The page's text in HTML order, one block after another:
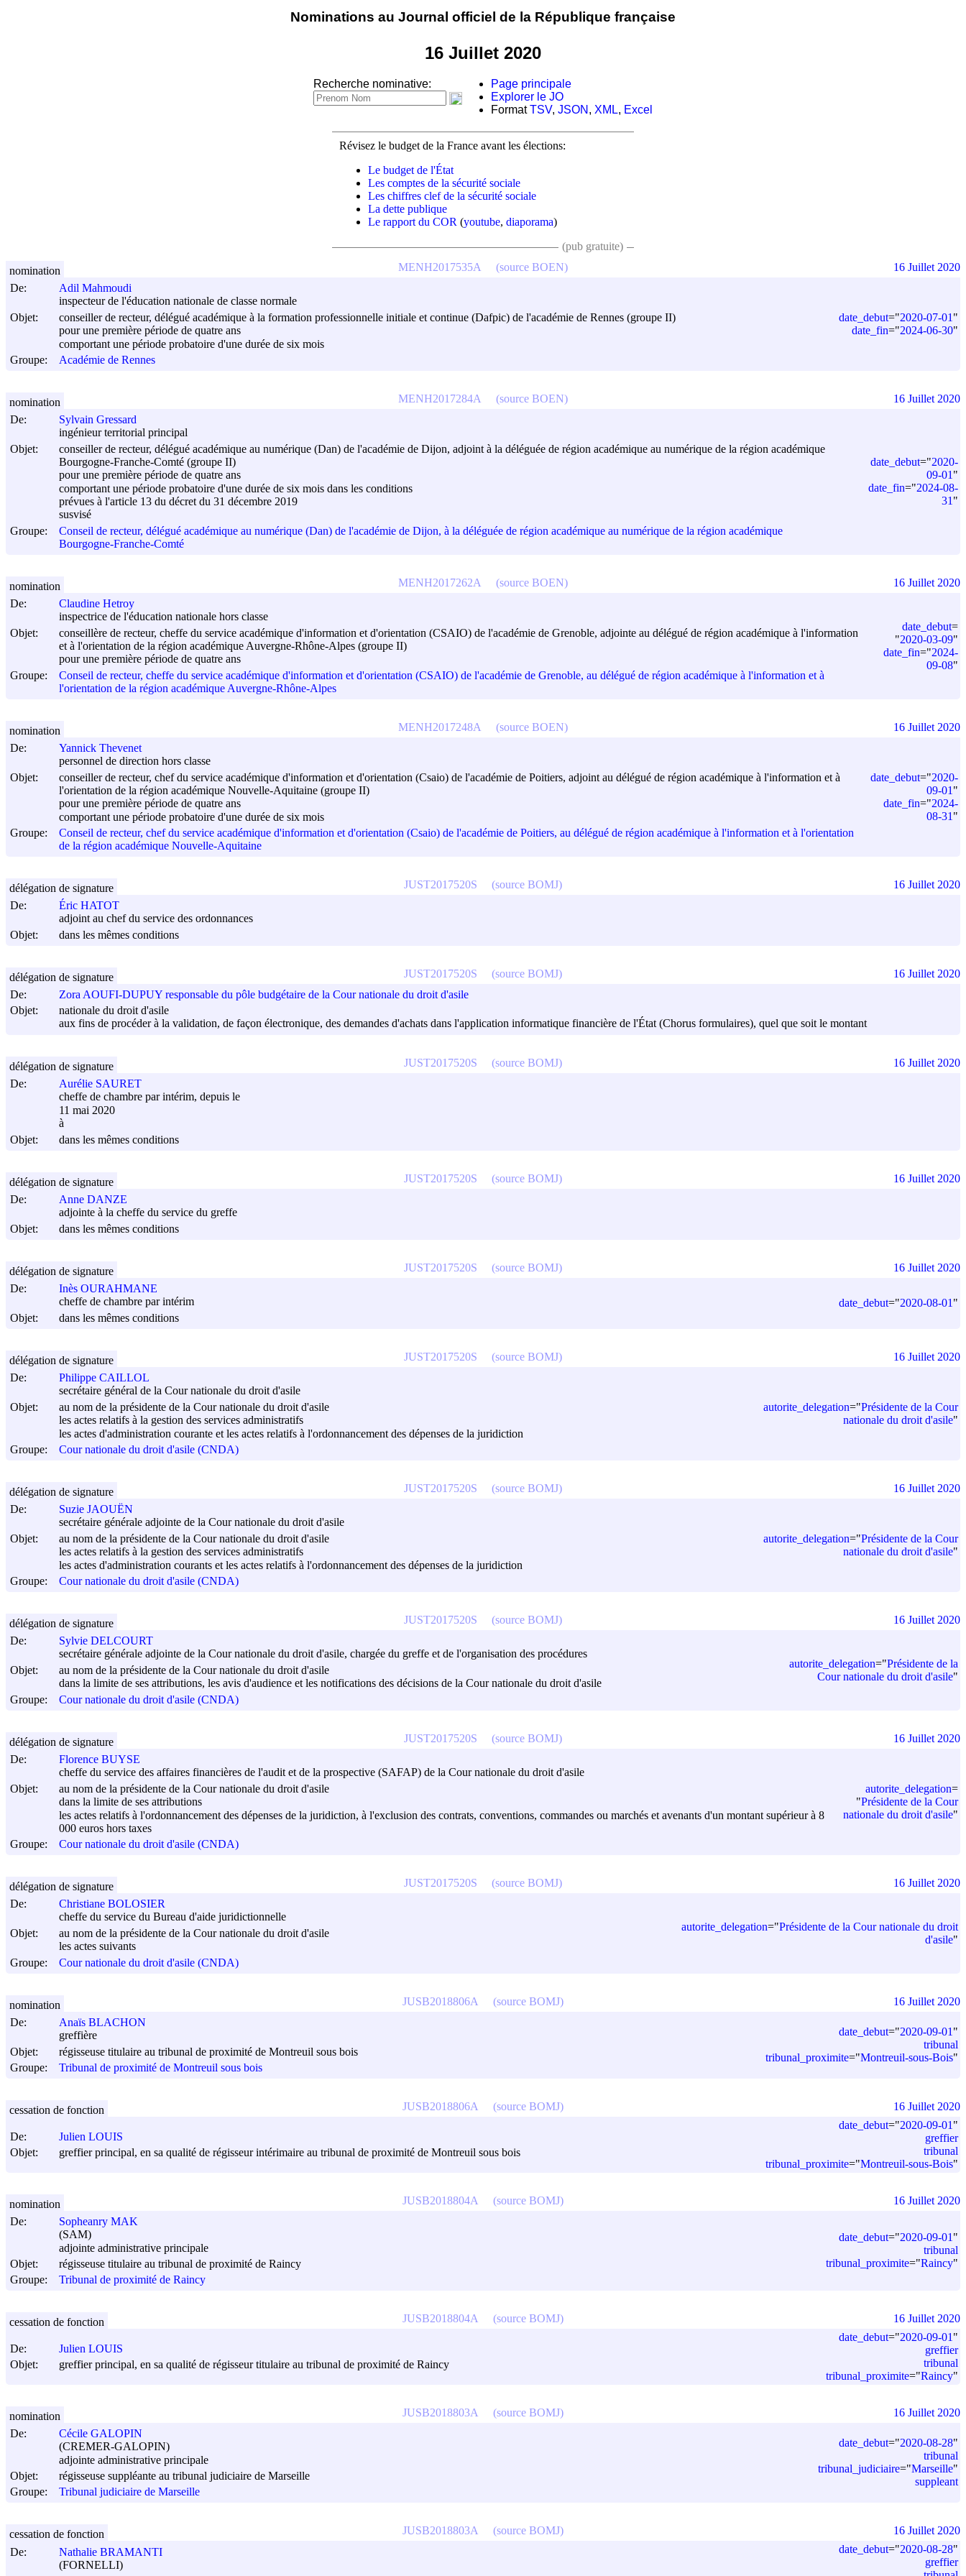
Nominations au Journal officiel de la République française
16 Juillet 2020
Recherche nominative:
Page principale
Explorer le JO
FormatTSV, JSON , XML, Excel
Révisez le budget de la France avant les élections:
Le budget de l'État
Les comptes de la sécurité sociale
Les chiffres clef de la sécurité sociale
La dette publique
Le rapport du COR (youtube, diaporama)
(pub gratuite)
De:
Adil Mahmoudi
inspecteur de l'éducation nationale de classe normale
Objet:
conseiller de recteur, délégué académique à la formation professionnelle initiale et continue (Dafpic) de l'académie de Rennes (groupe II)
pour une première période de quatre ans
comportant une période probatoire d'une durée de six mois
Groupe:
Académie de Rennes
date_debut="2020-07-01 "
date_fin="2024-06-30"
MENH2017535A (source BOEN)
nomination 16 Juillet 2020
De:
Sylvain Gressard
ingénieur territorial principal
Objet:
conseiller de recteur, délégué académique au numérique (Dan) de l'académie de Dijon, adjoint à la déléguée de région académique au numérique de la région académique
Bourgogne‑Franche-Comté (groupe II)
pour une première période de quatre ans
comportant une période probatoire d'une durée de six mois dans les conditions
prévues à l'article 13 du décret du 31 décembre 2019
susvisé
Groupe:
Conseil de recteur, délégué académique au numérique (Dan) de l'académie de Dijon, à la déléguée de région académique au numérique de la région académique
Bourgogne‑Franche-Comté
date_debut="2020-
09-01 "
date_fin="2024-08-
31 "
MENH2017284A (source BOEN)
nomination 16 Juillet 2020
De:
Claudine Hetroy
inspectrice de l'éducation nationale hors classe
Objet:
conseillère de recteur, cheffe du service académique d'information et d'orientation (CSAIO) de l'académie de Grenoble, adjointe au délégué de région académique à l'information
et à l'orientation de la région académique Auvergne-Rhône-Alpes (groupe II)
pour une première période de quatre ans
Groupe:
Conseil de recteur, cheffe du service académique d'information et d'orientation (CSAIO) de l'académie de Grenoble, au délégué de région académique à l'information et à
l'orientation de la région académique Auvergne-Rhône-Alpes
date_debut=
"2020-03-09"
date_fin="2024-
09-08"
MENH2017262A (source BOEN)
nomination 16 Juillet 2020
De:
Yannick Thevenet
personnel de direction hors classe
Objet:
conseiller de recteur, chef du service académique d'information et d'orientation (Csaio) de l'académie de Poitiers, adjoint au délégué de région académique à l'information et à
l'orientation de la région académique Nouvelle-Aquitaine (groupe II)
pour une première période de quatre ans
comportant une période probatoire d'une durée de six mois
Groupe:
Conseil de recteur, chef du service académique d'information et d'orientation (Csaio) de l'académie de Poitiers, au délégué de région académique à l'information et à l'orientation
de la région académique Nouvelle-Aquitaine
date_debut="2020-
09-01 "
date_fin="2024-
08-31 "
MENH2017248A (source BOEN)
nomination 16 Juillet 2020
De:
Éric HATOT
adjoint au chef du service des ordonnances
Objet:
dans les mêmes conditions
JUST2017520S (source BOMJ)
délégation de signature 16 Juillet 2020
De:
Zora AOUFI-DUPUY responsable du pôle budgétaire de la Cour nationale du droit d'asile
Objet:
nationale du droit d'asile
aux fins de procéder à la validation, de façon électronique, des demandes d'achats dans l'application informatique financière de l'État (Chorus formulaires), quel que soit le montant
JUST2017520S (source BOMJ)
délégation de signature 16 Juillet 2020
De:
Aurélie SAURET
cheffe de chambre par intérim, depuis le
11 mai 2020
à
Objet:
dans les mêmes conditions
JUST2017520S (source BOMJ)
délégation de signature 16 Juillet 2020
De:
Anne DANZE
adjointe à la cheffe du service du greffe
Objet:
dans les mêmes conditions
JUST2017520S (source BOMJ)
délégation de signature 16 Juillet 2020
De:
Inès OURAHMANE
cheffe de chambre par intérim
Objet:
dans les mêmes conditions
date_debut="2020-08-01 "
JUST2017520S (source BOMJ)
délégation de signature 16 Juillet 2020
De:
Philippe CAILLOL
secrétaire général de la Cour nationale du droit d'asile
Objet:
au nom de la présidente de la Cour nationale du droit d'asile
les actes relatifs à la gestion des services administratifs
les actes d'administration courante et les actes relatifs à l'ordonnancement des dépenses de la juridiction
Groupe:
Cour nationale du droit d'asile (CNDA)
autorite_delegation="Présidente de la Cour
nationale du droit d'asile"
JUST2017520S (source BOMJ)
délégation de signature 16 Juillet 2020
De:
Suzie JAOUËN
secrétaire générale adjointe de la Cour nationale du droit d'asile
Objet:
au nom de la présidente de la Cour nationale du droit d'asile
les actes relatifs à la gestion des services administratifs
les actes d'administration courants et les actes relatifs à l'ordonnancement des dépenses de la juridiction
Groupe:
Cour nationale du droit d'asile (CNDA)
autorite_delegation="Présidente de la Cour
nationale du droit d'asile"
JUST2017520S (source BOMJ)
délégation de signature 16 Juillet 2020
De:
Sylvie DELCOURT
secrétaire générale adjointe de la Cour nationale du droit d'asile, chargée du greffe et de l'organisation des procédures
Objet:
au nom de la présidente de la Cour nationale du droit d'asile
dans la limite de ses attributions, les avis d'audience et les notifications des décisions de la Cour nationale du droit d'asile
Groupe:
Cour nationale du droit d'asile (CNDA)
autorite_delegation="Présidente de la
Cour nationale du droit d'asile"
JUST2017520S (source BOMJ)
délégation de signature 16 Juillet 2020
De:
Florence BUYSE
cheffe du service des affaires financières de l'audit et de la prospective (SAFAP) de la Cour nationale du droit d'asile
Objet:
au nom de la présidente de la Cour nationale du droit d'asile
dans la limite de ses attributions
les actes relatifs à l'ordonnancement des dépenses de la juridiction, à l'exclusion des contrats, conventions, commandes ou marchés et avenants d'un montant supérieur à 8
000 euros hors taxes
Groupe:
Cour nationale du droit d'asile (CNDA)
autorite_delegation=
"Présidente de la Cour
nationale du droit d'asile"
JUST2017520S (source BOMJ)
délégation de signature 16 Juillet 2020
De:
Christiane BOLOSIER
cheffe du service du Bureau d'aide juridictionnelle
Objet:
au nom de la présidente de la Cour nationale du droit d'asile
les actes suivants
Groupe:
Cour nationale du droit d'asile (CNDA)
autorite_delegation="Présidente de la Cour nationale du droit
d'asile"
JUST2017520S (source BOMJ)
délégation de signature 16 Juillet 2020
De:
Anaïs BLACHON
greffière
Objet:
régisseuse titulaire au tribunal de proximité de Montreuil sous bois
Groupe:
Tribunal de proximité de Montreuil sous bois
date_debut="2020-09-01 "
tribunal
tribunal_proximite="Montreuil-sous-Bois"
JUSB2018806A (source BOMJ)
nomination 16 Juillet 2020
De:
Julien LOUIS
Objet:
greffier principal, en sa qualité de régisseur intérimaire au tribunal de proximité de Montreuil sous bois
date_debut="2020-09-01 "
greffier
tribunal
tribunal_proximite="Montreuil-sous-Bois"
JUSB2018806A (source BOMJ)
cessation de fonction 16 Juillet 2020
De:
Sopheanry MAK
(SAM)
adjointe administrative principale
Objet:
régisseuse titulaire au tribunal de proximité de Raincy
Groupe:
Tribunal de proximité de Raincy
date_debut="2020-09-01 "
tribunal
tribunal_proximite="Raincy"
JUSB2018804A (source BOMJ)
nomination 16 Juillet 2020
De:
Julien LOUIS
Objet:
greffier principal, en sa qualité de régisseur titulaire au tribunal de proximité de Raincy
date_debut="2020-09-01 "
greffier
tribunal
tribunal_proximite="Raincy"
JUSB2018804A (source BOMJ)
cessation de fonction 16 Juillet 2020
De:
Cécile GALOPIN
(CREMER-GALOPIN)
adjointe administrative principale
Objet:
régisseuse suppléante au tribunal judiciaire de Marseille
Groupe:
Tribunal judiciaire de Marseille
date_debut="2020-08-28"
tribunal
tribunal_judiciaire="Marseille"
suppleant
JUSB2018803A (source BOMJ)
nomination 16 Juillet 2020
De:
Nathalie BRAMANTI
(FORNELLI)
date_debut="2020-08-28"
greffier
JUSB2018803A (source BOMJ)
cessation de fonction 16 Juillet 2020